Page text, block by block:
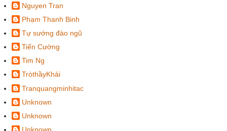
Nguyen Tran
Phạm Thanh Binh
Tự sướng đào ngũ
Tiến Cường
Tim Ng
TròthầyKhải
Tranquangminhitac
Unknown
Unknown